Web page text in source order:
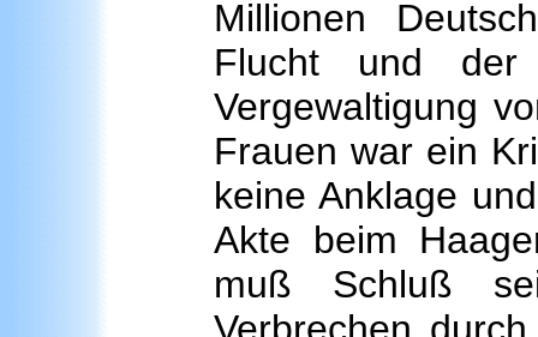
Millionen
Flucht und der
Vergewaltigung
Frauen war ein
keine Anklage
Akte beim
muß Schluß